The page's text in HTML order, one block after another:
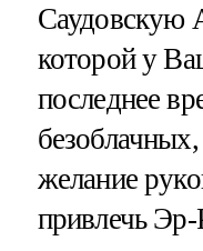
Саудовскую
которой у
последнее
желание
привлечь